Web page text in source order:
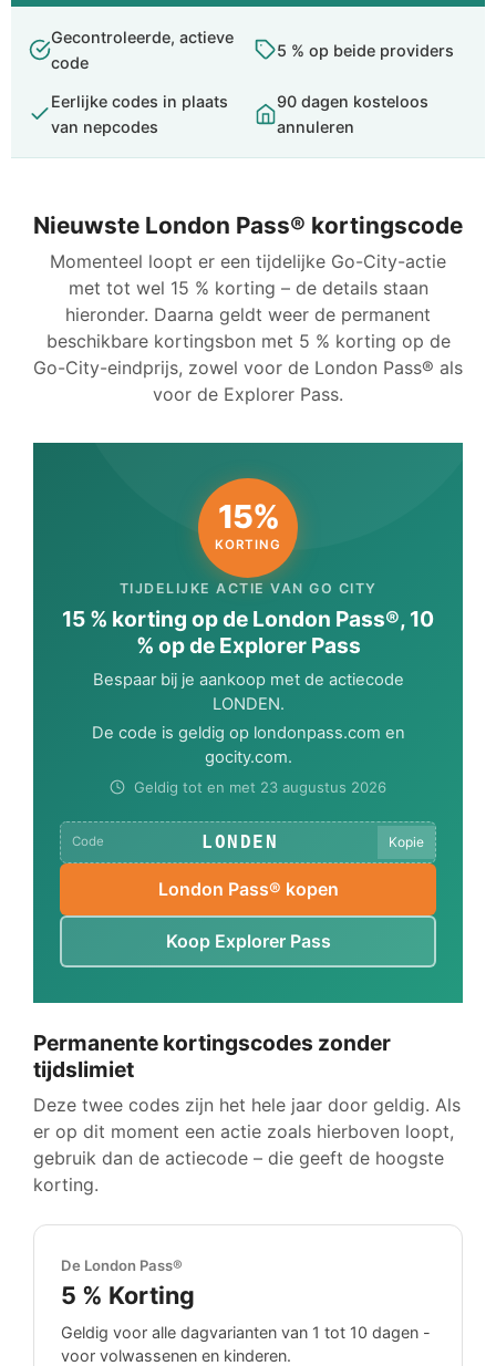
Gecontroleerde, actieve
code
5 % op beide providers
Eerlijke codes in plaats
van nepcodes
90 dagen kosteloos
annuleren
Nieuwste London Pass® kortingscode
Momenteel loopt er een tijdelijke Go-City-actie
met tot wel 15 % korting – de details staan
hieronder. Daarna geldt weer de permanent
beschikbare kortingsbon met 5 % korting op de
Go-City-eindprijs, zowel voor de London Pass® als
voor de Explorer Pass.
15%
KORTING
TIJDELIJKE ACTIE VAN GO CITY
15 % korting op de London Pass®, 10
% op de Explorer Pass
Bespaar bij je aankoop met de actiecode
LONDEN.
De code is geldig op londonpass.com en
gocity.com.
Geldig tot en met 23 augustus 2026
Code LONDEN Kopie
London Pass® kopen
Koop Explorer Pass
Permanente kortingscodes zonder
tijdslimiet
Deze twee codes zijn het hele jaar door geldig. Als
er op dit moment een actie zoals hierboven loopt,
gebruik dan de actiecode – die geeft de hoogste
korting.
De London Pass®
5 % Korting
Geldig voor alle dagvarianten van 1 tot 10 dagen -
voor volwassenen en kinderen.